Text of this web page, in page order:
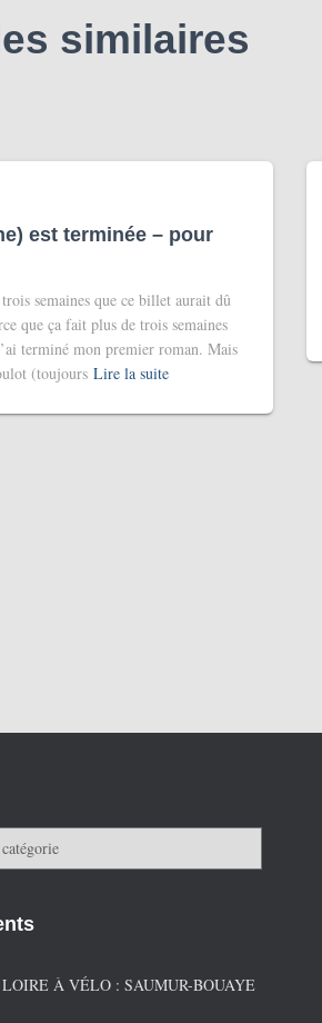
similaires
est terminée – pour
semaines que ce billet aurait dû
que ça fait plus de trois semaines
terminé mon premier roman. Mais
(toujours Lire la suite
À VÉLO : SAUMUR-BOUAYE